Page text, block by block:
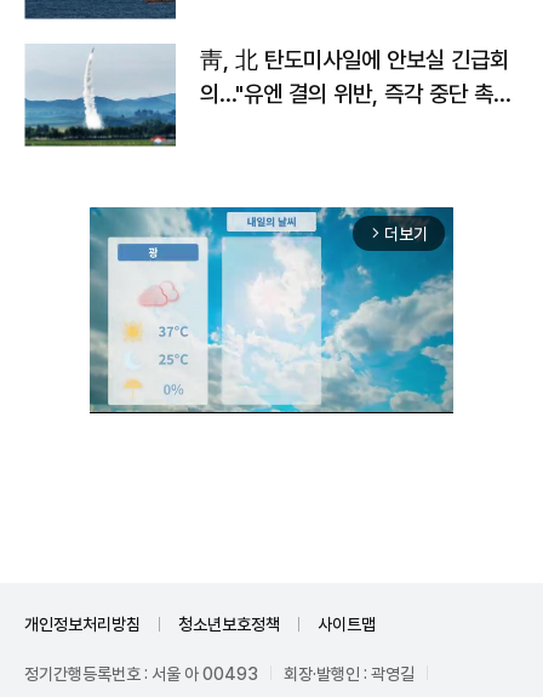
靑, 北 탄도미사일에 안보실 긴급회
의…"유엔 결의 위반, 즉각 중단 촉
arrow_forward_ios 더보기
개인정보처리방침 청소년보호정책 사이트맵
정기간행등록번호 : 서울 아 00493
회장·발행인 : 곽영길